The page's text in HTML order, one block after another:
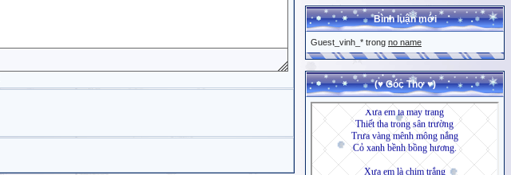
Bình luận mới
Guest_vinh_* trong no name
(♥ Góc Thơ ♥)